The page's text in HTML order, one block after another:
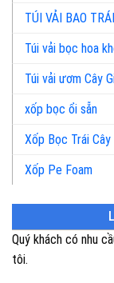
TÚI VẢI BAO
Túi vải bọc hoa
Túi vải ươm Cây
xốp bọc ổi sẵn
Xốp Bọc Trái Cây
Xốp Pe Foam
Quý khách có nhu
tôi.